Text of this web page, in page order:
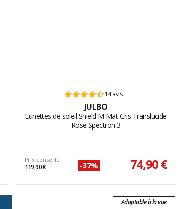
14 avis
JULBO
Lunettes de soleil Shield M Mat Gris Translucide
Rose Spectron 3
Prix conseillé
119,90 € -37% 74,90 €
Adaptable à la vue